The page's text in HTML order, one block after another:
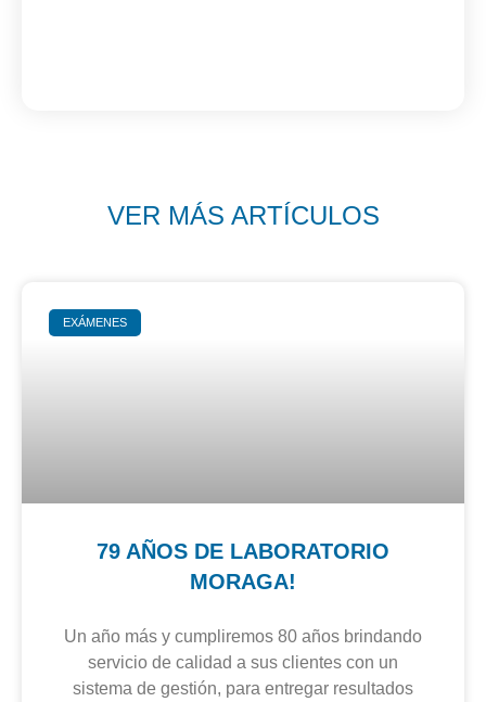
VER MÁS ARTÍCULOS
EXÁMENES
79 AÑOS DE LABORATORIO
MORAGA!
Un año más y cumpliremos 80 años brindando
servicio de calidad a sus clientes con un
sistema de gestión, para entregar resultados